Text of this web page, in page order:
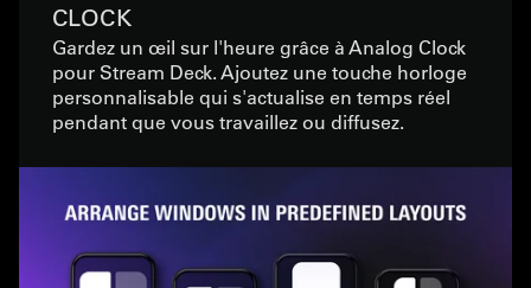
CLOCK
Gardez un œil sur l'heure grâce à Analog Clock
pour Stream Deck. Ajoutez une touche horloge
personnalisable qui s'actualise en temps réel
pendant que vous travaillez ou diffusez.